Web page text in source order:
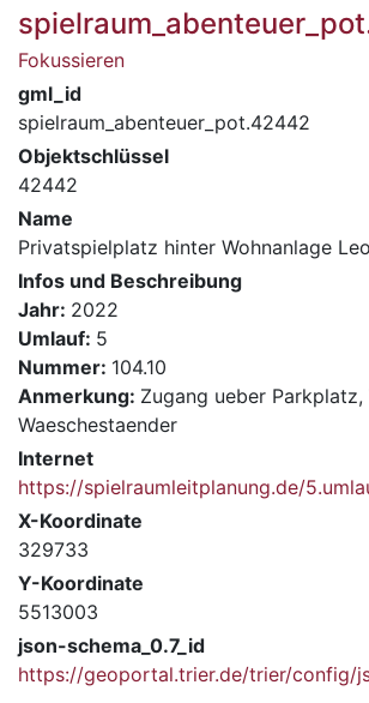
Fokussieren
gml_id
spielraum_abenteuer_pot.42442
Objektschlüssel
42442
Name
Privatspielplatz hinter Wohnanlage
Infos und Beschreibung
Jahr: 2022
Umlauf: 5
Nummer: 104.10
Anmerkung: Zugang ueber Parkplatz,
Waeschestaender
Internet
https://spielraumleitplanung.de/
X-Koordinate
329733
Y-Koordinate
5513003
json-schema_0.7_id
https://geoportal.trier.de/trier/config/